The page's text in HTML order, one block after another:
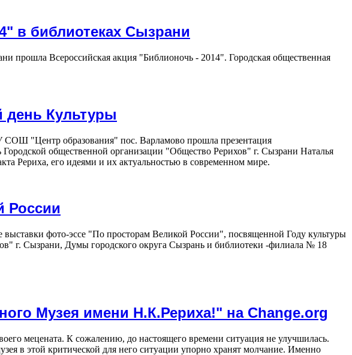
в библиотеках Сызрани
прошла Всероссийская акция "Библионочь - 2014". Городская общественная
день Культуры
СОШ "Центр образования" пос. Варламово прошла презентация
общественной организации "Общество Рерихов" г. Сызрани Наталья
Рериха, его идеями и их актуальностью в современном мире.
России
фото-эссе "По просторам Великой России", посвященной Году культуры
г. Сызрани, Думы городского округа Сызрань и библиотеки -филиала № 18
Музея имени Н.К.Рериха!" на Change.org
мецената. К сожалению, до настоящего времени ситуация не улучшилась.
в этой критической для него ситуации упорно хранят молчание. Именно